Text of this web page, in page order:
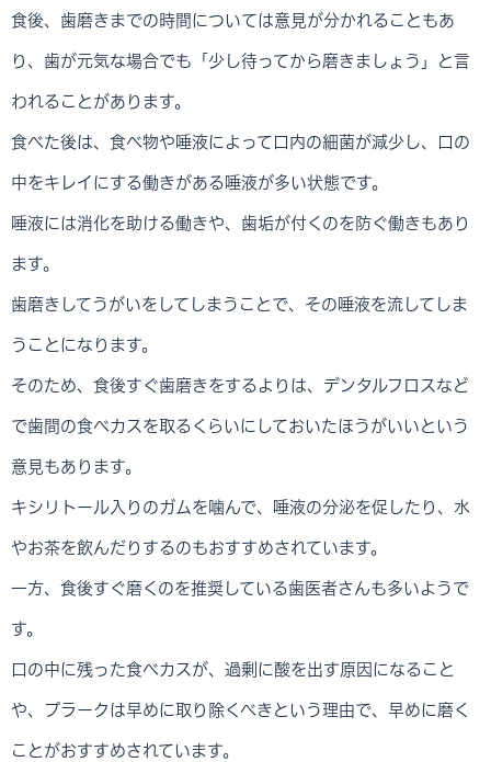
食後、歯磨きまでの時間については意見が分かれることもあ
り、歯が元気な場合でも「少し待ってから磨きましょう」と言
われることがあります。
食べた後は、食べ物や唾液によって口内の細菌が減少し、口の
中をキレイにする働きがある唾液が多い状態です。
唾液には消化を助ける働きや、歯垢が付くのを防ぐ働きもあり
ます。
歯磨きしてうがいをしてしまうことで、その唾液を流してしま
うことになります。
そのため、食後すぐ歯磨きをするよりは、デンタルフロスなど
で歯間の食べカスを取るくらいにしておいたほうがいいという
意見もあります。
キシリトール入りのガムを噛んで、唾液の分泌を促したり、水
やお茶を飲んだりするのもおすすめされています。
一方、食後すぐ磨くのを推奨している歯医者さんも多いようで
す。
口の中に残った食べカスが、過剰に酸を出す原因になること
や、プラークは早めに取り除くべきという理由で、早めに磨く
ことがおすすめされています。